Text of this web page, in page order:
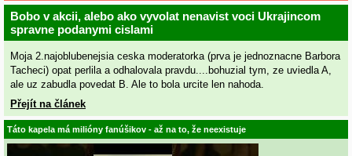
Bobo v akcii, alebo ako vyvolat nenavist voci Ukrajincom
spravne podanymi cislami
Moja 2.najoblubenejsia ceska moderatorka (prva je jednoznacne Barbora
Tacheci) opat perlila a odhalovala pravdu....bohuzial tym, ze uviedla A,
ale uz zabudla povedat B. Ale to bola urcite len nahoda.
Přejít na článek
Táto kapela má milióny fanúšikov - až na to, že neexistuje